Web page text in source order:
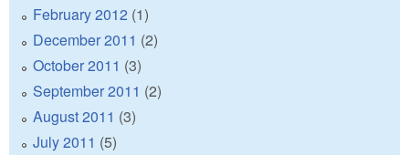
February 2012 (1)
December 2011 (2)
October 2011 (3)
September 2011 (2)
August 2011 (3)
July 2011 (5)